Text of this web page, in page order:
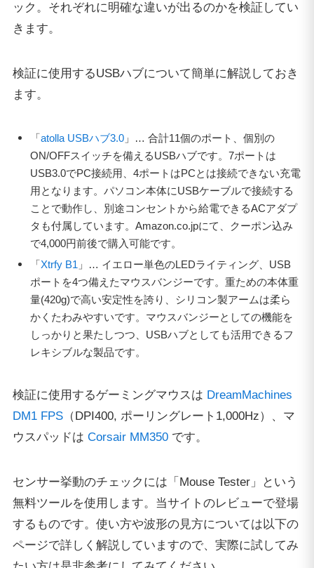
ック。それぞれに明確な違いが出るのかを検証してい
きます。
検証に使用するUSBハブについて簡単に解説しておき
ます。
「atolla USBハブ3.0 」… 合計11個のポート、個別の
ON/OFFスイッチを備えるUSBハブです。7ポートは
USB3.0でPC接続用、4ポートはPCとは接続できない充電
用となります。パソコン本体にUSBケーブルで接続する
ことで動作し、別途コンセントから給電できるACアダプ
タも付属しています。Amazon.co.jpにて、クーポン込み
で4,000円前後で購入可能です。
「Xtrfy B1 」… イエロー単色のLEDライティング、USB
ポートを4つ備えたマウスバンジーです。重ための本体重
量(420g)で高い安定性を誇り、シリコン製アームは柔ら
かくたわみやすいです。マウスバンジーとしての機能を
しっかりと果たしつつ、USBハブとしても活用できるフ
レキシブルな製品です。
検証に使用するゲーミングマウスは DreamMachines
DM1 FPS（DPI400, ポーリングレート1,000Hz）、マ
ウスパッドは Corsair MM350です。
センサー挙動のチェックには「Mouse Tester」という
無料ツールを使用します。当サイトのレビューで登場
するものです。使い方や波形の見方については以下の
ページで詳しく解説していますので、実際に試してみ